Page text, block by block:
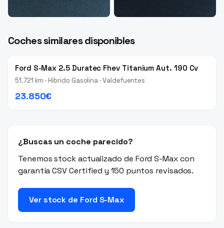
Coches similares disponibles
Ford S-Max 2.5 Duratec Fhev Titanium Aut. 190 Cv
51.721 km · Híbrido Gasolina · Valdefuentes
23.850€
¿Buscas un coche parecido?
Tenemos stock actualizado de Ford S-Max con
garantía CSV Certified y 150 puntos revisados.
Ver stock de Ford S-Max